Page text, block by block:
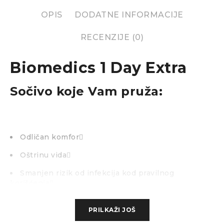
OPIS DODATNE INFORMACIJE
RECENZIJE (0)
Biomedics 1 Day Extra
Sočivo koje Vam pruža:
Odličan komfor
Oštrinu vida
Smanjen rizik od infekcija kod pravilnog
Svaki dan novi par svežih sočiva
PRILKAŽI JOŠ